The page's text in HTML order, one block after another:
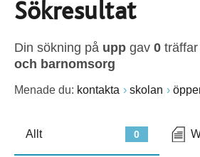
Sökresultat
Din sökning på upp gav 0
och barnomsorg
Menade du: kontakta skolan
0
Allt